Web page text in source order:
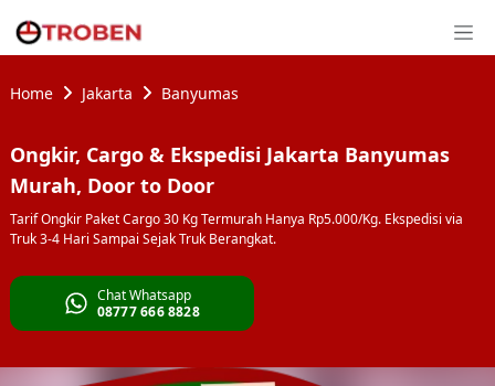
Home Jakarta Banyumas
Ongkir, Cargo & Ekspedisi Jakarta Banyumas
Murah, Door to Door
Tarif Ongkir Paket Cargo 30 Kg Termurah Hanya Rp5.000/Kg. Ekspedisi via
Truk 3-4 Hari Sampai Sejak Truk Berangkat.
Chat Whatsapp
08777 666 8828